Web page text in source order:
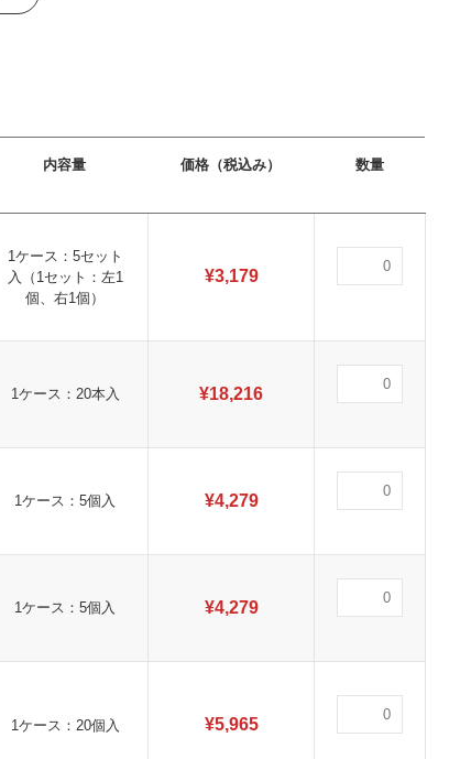
内容量 価格（税込み） 数量
1ケース：5セット
入（1セット：左1
個、右1個）
¥3,179
1ケース：20本入 ¥18,216
1ケース：5個入 ¥4,279
1ケース：5個入 ¥4,279
1ケース：20個入 ¥5,965